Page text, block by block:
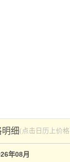
细(点击日历上价
年08月